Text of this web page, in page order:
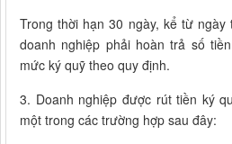
Trong thời hạn 30 ngày, kể từ
doanh nghiệp phải hoàn trả số
mức ký quỹ theo quy định.
3. Doanh nghiệp được rút tiền ký
một trong các trường hợp sau đây: